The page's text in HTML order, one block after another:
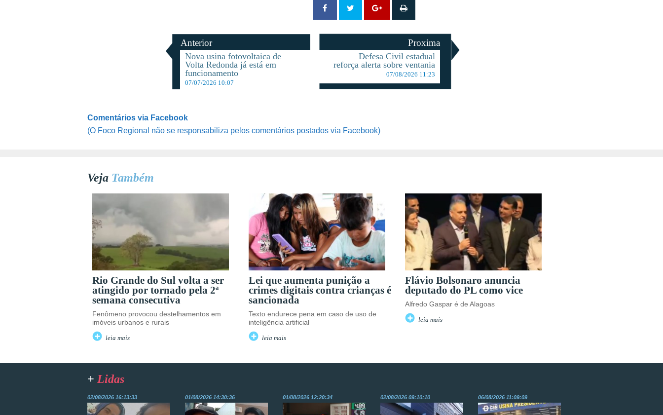
Anterior
Nova usina fotovoltaica de
Volta Redonda já está em
funcionamento
07/07/2026 10:07
Proxima
Defesa Civil estadual
reforça alerta sobre ventania
07/08/2026 11:23
Comentários via Facebook
(O Foco Regional não se responsabiliza pelos comentários postados via Facebook)
Veja Também
Rio Grande do Sul volta a ser
atingido por tornado pela 2ª
semana consecutiva
Fenômeno provocou destelhamentos em
imóveis urbanos e rurais
leia mais
Lei que aumenta punição a
crimes digitais contra crianças é
sancionada
Texto endurece pena em caso de uso de
inteligência artificial
leia mais
Flávio Bolsonaro anuncia
deputado do PL como vice
Alfredo Gaspar é de Alagoas
leia mais
+ Lidas
02/08/2026 16:13:33 01/08/2026 14:30:36 01/08/2026 12:20:34 02/08/2026 09:10:10 06/08/2026 11:09:09